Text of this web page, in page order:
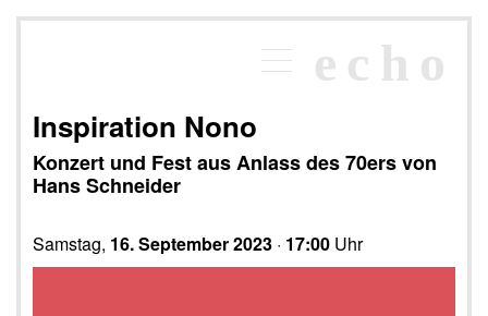
×
Programm
Kontakt
echo
Inspiration Nono
Konzert und Fest aus Anlass des 70ers von
Hans Schneider
Samstag, 16. September 2023 · 17:00 Uhr